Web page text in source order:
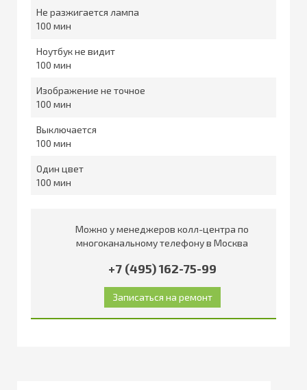
Не разжигается лампа
100
Ноутбук не видит
100
Изображение не точное
100
Выключается
100
Один цвет
100
Можно у менеджеров колл-центра по
многоканальному телефону в Москва
+7 (495) 162-75-99